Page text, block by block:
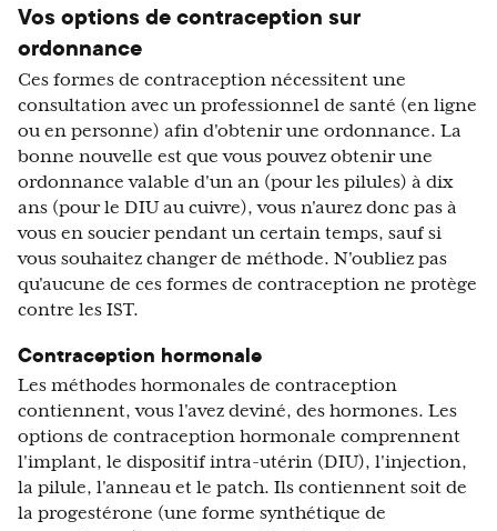
Vos options de contraception sur
ordonnance
Ces formes de contraception nécessitent une
consultation avec un professionnel de santé (en ligne
ou en personne) afin d'obtenir une ordonnance. La
bonne nouvelle est que vous pouvez obtenir une
ordonnance valable d'un an (pour les pilules) à dix
ans (pour le DIU au cuivre), vous n'aurez donc pas à
vous en soucier pendant un certain temps, sauf si
vous souhaitez changer de méthode. N'oubliez pas
qu'aucune de ces formes de contraception ne protège
contre les IST.
Contraception hormonale
Les méthodes hormonales de contraception
contiennent, vous l'avez deviné, des hormones. Les
options de contraception hormonale comprennent
l'implant, le dispositif intra-utérin (DIU), l'injection,
la pilule, l'anneau et le patch. Ils contiennent soit de
la progestérone (une forme synthétique de